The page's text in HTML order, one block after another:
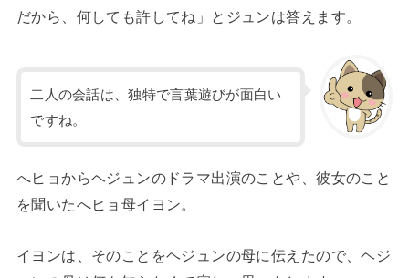
だから、何しても許してね」とジュンは答えます。
二人の会話は、独特で言葉遊びが面白い
ですね。
へヒョからヘジュンのドラマ出演のことや、彼女のこと
を聞いたへヒョ母イヨン。
イヨンは、そのことをヘジュンの母に伝えたので、ヘジ